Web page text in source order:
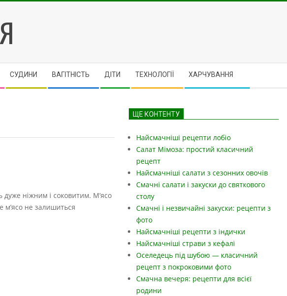
CУДИНИ ВАГІТНІСТЬ ДІТИ ТЕХНОЛОГІЇ ХАРЧУВАННЯ
дуже ніжним і соковитим. М’ясо
не залишиться
ЩЕ КОНТЕНТУ
Найсмачніші рецепти лобіо
Салат Мімоза: простий класичний
рецепт
Найсмачніші салати з сезонних овочів
Смачні салати і закуски до святкового
столу
Смачні і незвичайні закуски: рецепти з
фото
Найсмачніші рецепти з індички
Найсмачніші страви з кефалі
Оселедець під шубою — класичний
рецепт з покроковими фото
Смачна вечеря: рецепти для всієї
родини